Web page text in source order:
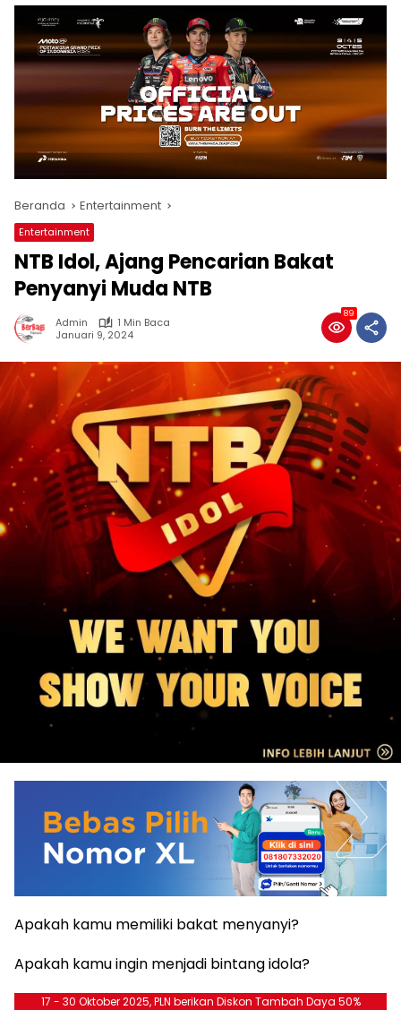
Beranda Entertainment
Entertainment
NTB Idol, Ajang Pencarian Bakat
Penyanyi Muda NTB
Admin
1 Min Baca
Januari 9, 2024
89
Apakah kamu memiliki bakat menyanyi?
Apakah kamu ingin menjadi bintang idola?
17 - 30 Oktober 2025, PLN berikan Diskon Tambah Daya 50%